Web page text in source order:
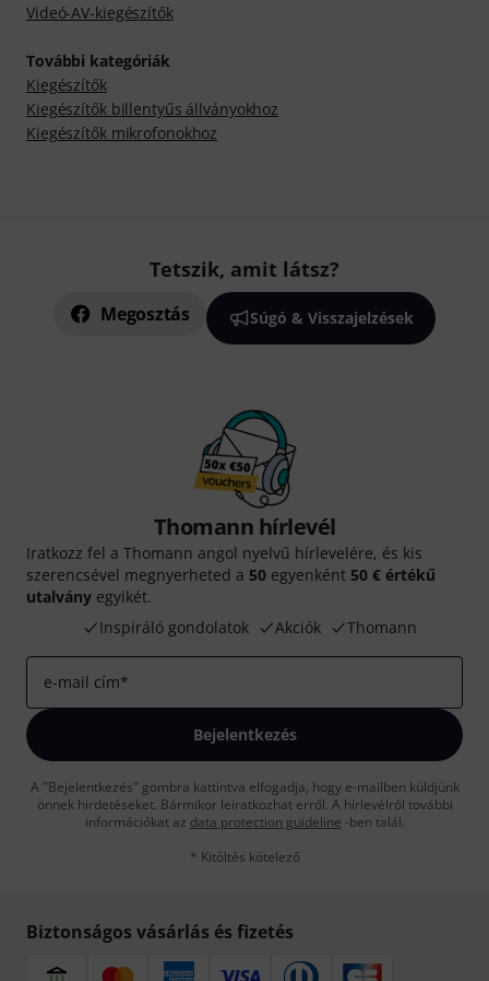
Videó-AV-kiegészítők
További kategóriák
Kiegészítők
Kiegészítők billentyűs állványokhoz
Kiegészítők mikrofonokhoz
Tetszik, amit látsz?
Megosztás Súgó & Visszajelzések
Thomann hírlevél
Iratkozz fel a Thomann angol nyelvű hírlevelére, és kis
szerencsével megnyerheted a 50 egyenként 50 € értékű
utalvány egyikét.
Inspiráló gondolatok
Akciók Thomann
e-mail cím*
Bejelentkezés
A "Bejelentkezés" gombra kattintva elfogadja, hogy e-mailben küldjünk
önnek hirdetéseket. Bármikor leiratkozhat erről. A hírlevélről további
információkat az data protection guideline -ben talál.
* Kitöltés kötelező
Biztonságos vásárlás és fizetés